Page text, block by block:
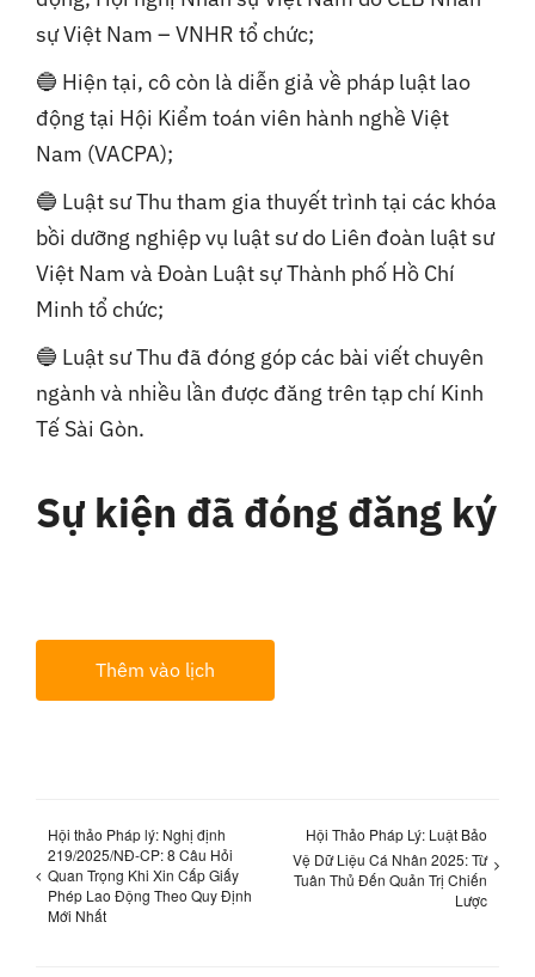
sự Việt Nam – VNHR tổ chức;
🔵 Hiện tại, cô còn là diễn giả về pháp luật lao
động tại Hội Kiểm toán viên hành nghề Việt
Nam (VACPA);
🔵 Luật sư Thu tham gia thuyết trình tại các khóa
bồi dưỡng nghiệp vụ luật sư do Liên đoàn luật sư
Việt Nam và Đoàn Luật sự Thành phố Hồ Chí
Minh tổ chức;
🔵 Luật sư Thu đã đóng góp các bài viết chuyên
ngành và nhiều lần được đăng trên tạp chí Kinh
Tế Sài Gòn.
Sự kiện đã đóng đăng ký
Thêm vào lịch
Hội thảo Pháp lý: Nghị định
219/2025/NĐ-CP: 8 Câu Hỏi
Quan Trọng Khi Xin Cấp Giấy
Phép Lao Động Theo Quy Định
Mới Nhất
Hội Thảo Pháp Lý: Luật Bảo
Vệ Dữ Liệu Cá Nhân 2025: Từ
Tuân Thủ Đến Quản Trị Chiến
Lược